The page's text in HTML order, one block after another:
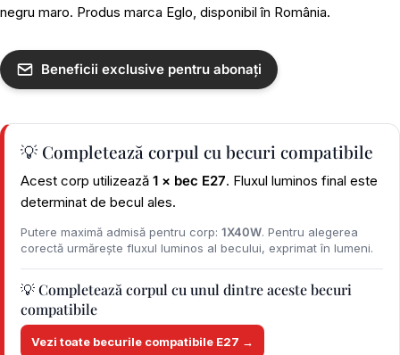
negru maro. Produs marca Eglo, disponibil în România.
Beneficii exclusive pentru abonați
💡 Completează corpul cu becuri compatibile
Acest corp utilizează 1 × bec E27. Fluxul luminos final este
determinat de becul ales.
Putere maximă admisă pentru corp: 1X40W. Pentru alegerea
corectă urmărește fluxul luminos al becului, exprimat în lumeni.
💡 Completează corpul cu unul dintre aceste becuri
compatibile
Vezi toate becurile compatibile E27 →